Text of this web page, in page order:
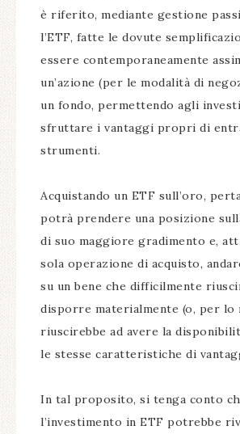
è riferito, mediante gestione
l’ETF, fatte le dovute
essere contemporaneamente
un’azione (per le modalità di
un fondo, permettendo agli
sfruttare i vantaggi propri di
strumenti.
Acquistando un ETF sull’oro,
potrà prendere una posizione
di suo maggiore gradimento e,
sola operazione di acquisto,
su un bene che difficilmente
disporre materialmente (o, per lo
riuscirebbe ad avere la
le stesse caratteristiche di
In tal proposito, si tenga conto
l’investimento in ETF potrebbe